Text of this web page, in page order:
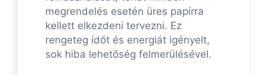
megrendelés esetén üres papírra
kellett elkezdeni tervezni. Ez
rengeteg ídőt és energiát igényelt,
sok hiba lehetőség felmerülésével.